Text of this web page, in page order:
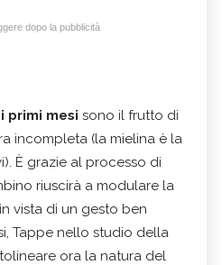
dopo la pubblicità
primi mesi sono il frutto di
incompleta (la mielina è la
È grazie al processo di
riuscirà a modulare la
vista di un gesto ben
Tappe nello studio della
ora la natura del